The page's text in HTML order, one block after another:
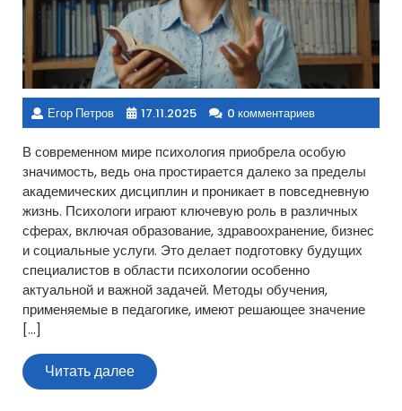
Егор Петров 17.11.2025 0 комментариев
В современном мире психология приобрела особую
значимость, ведь она простирается далеко за пределы
академических дисциплин и проникает в повседневную
жизнь. Психологи играют ключевую роль в различных
сферах, включая образование, здравоохранение, бизнес
и социальные услуги. Это делает подготовку будущих
специалистов в области психологии особенно
актуальной и важной задачей. Методы обучения,
применяемые в педагогике, имеют решающее значение
[…]
Читать далееЧитать
далее